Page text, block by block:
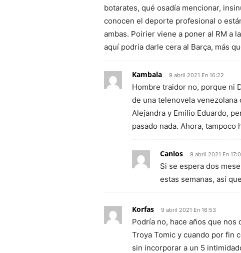
botarates, qué osadía mencionar,
conocen el deporte profesional o
ambas. Poirier viene a poner al RM a
aquí podría darle cera al Barça, más
Kambala 9 abril 2021 En 16:22
Hombre traidor no, porque ni
de una telenovela
Alejandra y Emilio Eduardo,
pasado nada. Ahora,
Canlos 9 abril 2021 En
Si se espera dos
estas semanas, así
Korfas 9 abril 2021 En 16:53
Podría no, hace años que nos
Troya Tomic y cuando por fin
sin incorporar a un 5